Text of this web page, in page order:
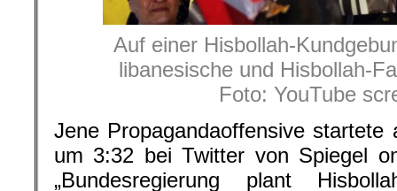
Auf einer Hisbollah-
libanesische und Hisbollah-
Foto: YouTube
Jene Propagandaoffensive startete
um 3:32 bei Twitter von Spiegel
„Bundesregierung plant